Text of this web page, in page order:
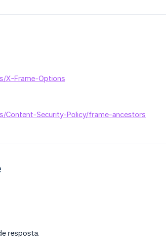
X-Frame-Options
Content-Security-Policy/frame-ancestors
resposta.